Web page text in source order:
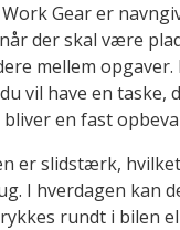
Gear er
der skal være
mellem
vil have en taske,
en fast
er slidstærk,
I hverdagen kan
rundt i bilen